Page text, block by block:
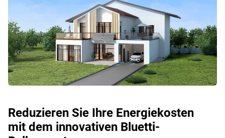
Reduzieren Sie Ihre Energiekosten
mit dem innovativen Bluetti-